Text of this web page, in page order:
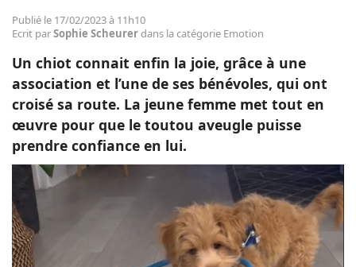
Publié le 17/02/2023 à 11h10
Ecrit parSophie Scheurerdans la catégorie Emotion
Un chiot connait enfin la joie, grâce à une
association et l’une de ses bénévoles, qui ont
croisé sa route. La jeune femme met tout en
œuvre pour que le toutou aveugle puisse
prendre confiance en lui.